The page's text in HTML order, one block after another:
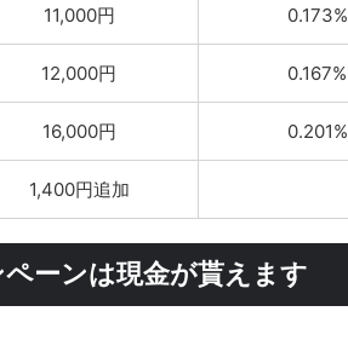
11,000円 0.173%
12,000円 0.167%
16,000円 0.201%
1,400円追加
ーンは現金が貰えます